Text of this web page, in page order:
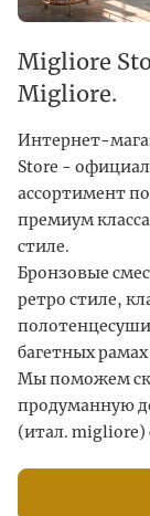
Migliore
Migliore.
Интернет-
Store -
ассортимент
премиум
стиле.
Бронзовые
ретро стиле,
багетных
Мы поможем
продуманную
(итал. migliore)